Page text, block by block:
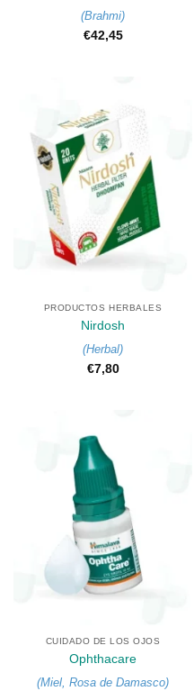
(Brahmi)
€42,45
PRODUCTOS HERBALES
Nirdosh
(Herbal)
€7,80
CUIDADO DE LOS OJOS
Ophthacare
(Miel, Rosa de Damasco)